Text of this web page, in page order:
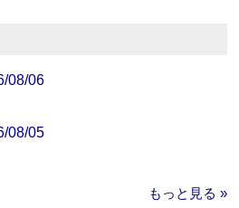
08/06
08/05
もっと見る »